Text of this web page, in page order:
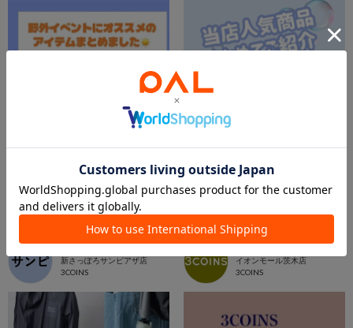
2026.07.27
野外イベントにオススメのアイテムご紹介☁️
新さっぽろサンピアザ店
3COINS
2026.07.12
当店での人気商品ご紹介します🎶
イオンモール茨木店
3COINS